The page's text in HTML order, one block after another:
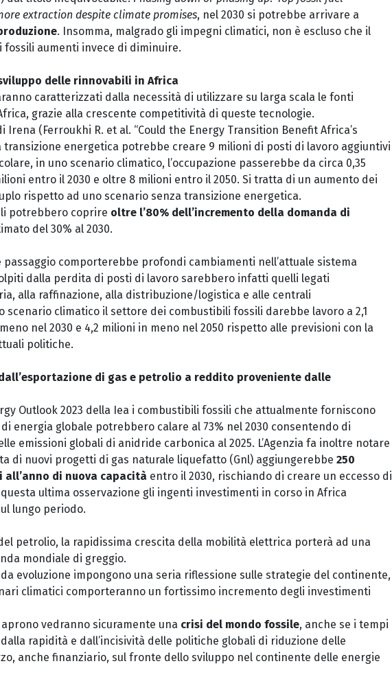
extraction despite climate promises, nel 2030 si potrebbe arrivare a
. Insomma, malgrado gli impegni climatici, non è escluso che il
fossili aumenti invece di diminuire.
delle rinnovabili in Africa
caratterizzati dalla necessità di utilizzare su larga scala le fonti
grazie alla crescente competitività di queste tecnologie.
Irena (Ferroukhi R. et al. “Could the Energy Transition Benefit Africa’s
transizione energetica potrebbe creare 9 milioni di posti di lavoro aggiuntivi
in uno scenario climatico, l’occupazione passerebbe da circa 0,35
entro il 2030 e oltre 8 milioni entro il 2050. Si tratta di un aumento dei
rispetto ad uno scenario senza transizione energetica.
potrebbero coprire oltre l’80% dell’incremento della domanda di
del 30% al 2030.
passaggio comporterebbe profondi cambiamenti nell’attuale sistema
dalla perdita di posti di lavoro sarebbero infatti quelli legati
alla raffinazione, alla distribuzione/logistica e alle centrali
scenario climatico il settore dei combustibili fossili darebbe lavoro a 2,1
nel 2030 e 4,2 milioni in meno nel 2050 rispetto alle previsioni con la
politiche.
di gas e petrolio a reddito proveniente dalle
Outlook 2023 della Iea i combustibili fossili che attualmente forniscono
di energia globale potrebbero calare al 73% nel 2030 consentendo di
emissioni globali di anidride carbonica al 2025. L’Agenzia fa inoltre notare
di nuovi progetti di gas naturale liquefatto (Gnl) aggiungerebbe 250
di nuova capacità entro il 2030, rischiando di creare un eccesso di
ultima osservazione gli ingenti investimenti in corso in Africa
lungo periodo.
petrolio, la rapidissima crescita della mobilità elettrica porterà ad una
mondiale di greggio.
evoluzione impongono una seria riflessione sulle strategie del continente,
climatici comporteranno un fortissimo incremento degli investimenti
vedranno sicuramente una crisi del mondo fossile, anche se i tempi
rapidità e dall’incisività delle politiche globali di riduzione delle
anche finanziario, sul fronte dello sviluppo nel continente delle energie